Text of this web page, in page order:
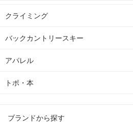
クライミング
バックカントリースキー
アパレル
トポ・本
ブランドから探す